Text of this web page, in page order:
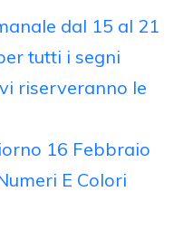
dal 15 al 21
tutti i segni
riserveranno le
16 Febbraio
E Colori